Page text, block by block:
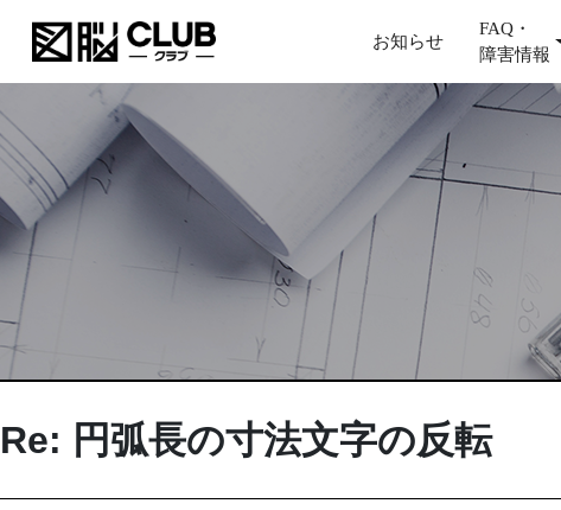
お知らせ
FAQ・
障害情報
Re: 円弧長の寸法文字の反転